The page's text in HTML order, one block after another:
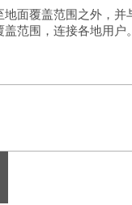
地面覆盖范围之外，并
范围，连接各地用户。